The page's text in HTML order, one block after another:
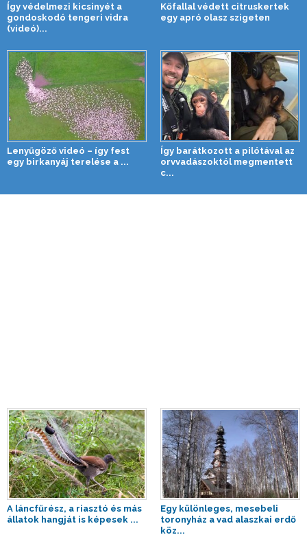
Így védelmezi kicsinyét a
gondoskodó tengeri vidra
(videó)...
Kőfallal védett citruskertek
egy apró olasz szigeten
Lenyűgöző videó – így fest
egy birkanyáj terelése a ...
Így barátkozott a pilótával az
orvvadászoktól megmentett
c...
A láncfűrész, a riasztó és más
állatok hangját is képesek ...
Egy különleges, mesebeli
toronyház a vad alaszkai erdő
köz...